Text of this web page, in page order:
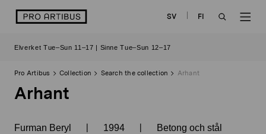
logo SV
FI
Elverket Tue–Sun 11–17 | Sinne Tue–Sun 12–17
Pro Artibus Collection Search the collection Arhant
Arhant
Furman Beryl | 1994 | Betong och stål